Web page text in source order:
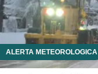
ALERTA METEOROLÓGICA